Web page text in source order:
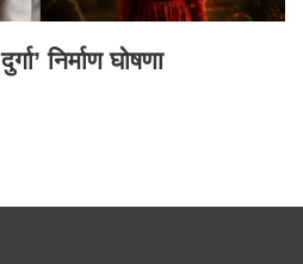
निर्माण घोषणा